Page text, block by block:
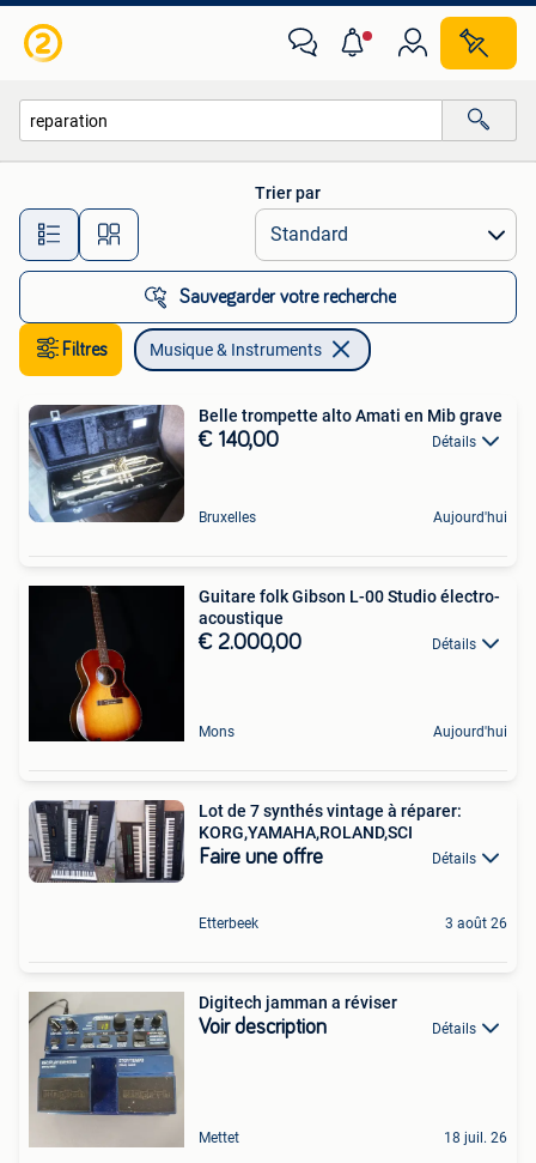
Toutes les distances…
Trier par
Sauvegarder votre recherche
Filtres Musique & Instruments
Belle trompette alto Amati en Mib grave
€ 140,00 Détails
Bruxelles Aujourd'hui
Guitare folk Gibson L-00 Studio électro-
acoustique
€ 2.000,00 Détails
Mons Aujourd'hui
Lot de 7 synthés vintage à réparer:
KORG,YAMAHA,ROLAND,SCI
Faire une offre Détails
Etterbeek 3 août 26
Digitech jamman a réviser
Voir description Détails
Mettet 18 juil. 26